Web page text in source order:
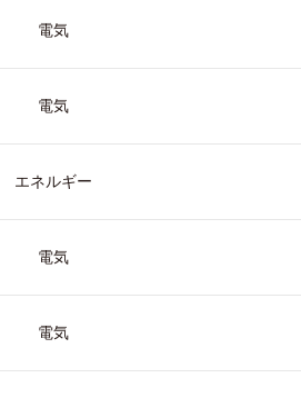
電気
電気
エネルギー
電気
電気